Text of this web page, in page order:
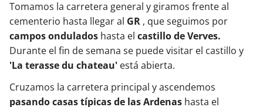
Tomamos la carretera general y giramos frente al
cementerio hasta llegar al GR , que seguimos por
campos ondulados hasta el castillo de Verves.
Durante el fin de semana se puede visitar el castillo y
'La terasse du chateau' está abierta.
Cruzamos la carretera principal y ascendemos
pasando casas típicas de las Ardenas hasta el